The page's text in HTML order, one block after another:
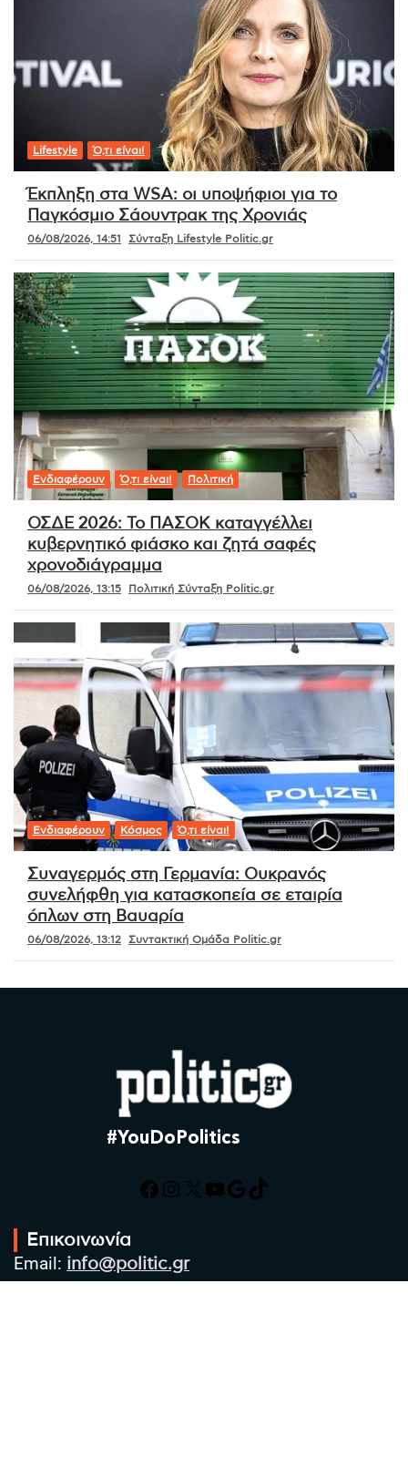
Lifestyle Ό,τι είναι!
Έκπληξη στα WSA: οι υποψήφιοι για το
Παγκόσμιο Σάουντρακ της Χρονιάς
06/08/2026, 14:51 Σύνταξη Lifestyle Politic.gr
Ενδιαφέρουν Ό,τι είναι! Πολιτική
ΟΣΔΕ 2026: Το ΠΑΣΟΚ καταγγέλλει
κυβερνητικό φιάσκο και ζητά σαφές
χρονοδιάγραμμα
06/08/2026, 13:15 Πολιτική Σύνταξη Politic.gr
Ενδιαφέρουν Κόσμος Ό,τι είναι!
Συναγερμός στη Γερμανία: Ουκρανός
συνελήφθη για κατασκοπεία σε εταιρία
όπλων στη Βαυαρία
06/08/2026, 13:12 Συντακτική Ομάδα Politic.gr
#YouDoPolitics
Facebook
Instagram
X YouTube
Google
TikTok
Επικοινωνία
Email: info@politic.gr
Τηλ: